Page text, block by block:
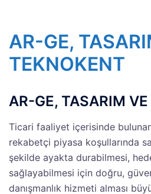
AR-GE,
TEKNOKENT
AR-GE, TASARIM
Ticari faaliyet içerisinde
rekabetçi piyasa koşullarında
şekilde ayakta durabilmesi,
sağlayabilmesi için doğru,
danışmanlık hizmeti alması